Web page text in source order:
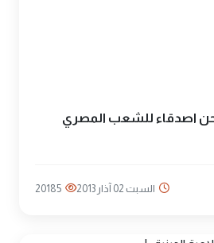
اصدقاء للشعب المصري
السبت 02 آذار 2013 20185